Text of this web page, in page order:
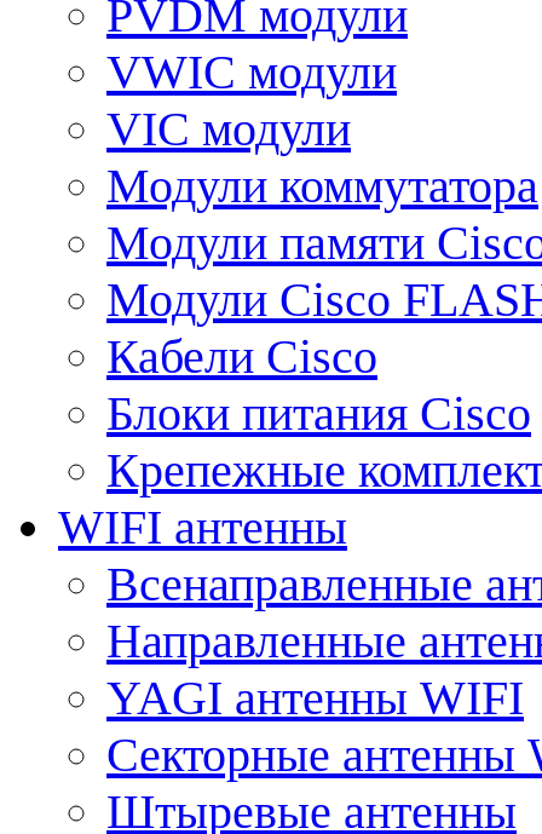
PVDM модули
VWIC модули
VIC модули
Модули коммутатора
Модули памяти
Модули Cisco
Кабели Cisco
Блоки питания Cisco
Крепежные
WIFI антенны
Всенаправленные
Направленные
YAGI антенны WIFI
Секторные антенны
Штыревые антенны